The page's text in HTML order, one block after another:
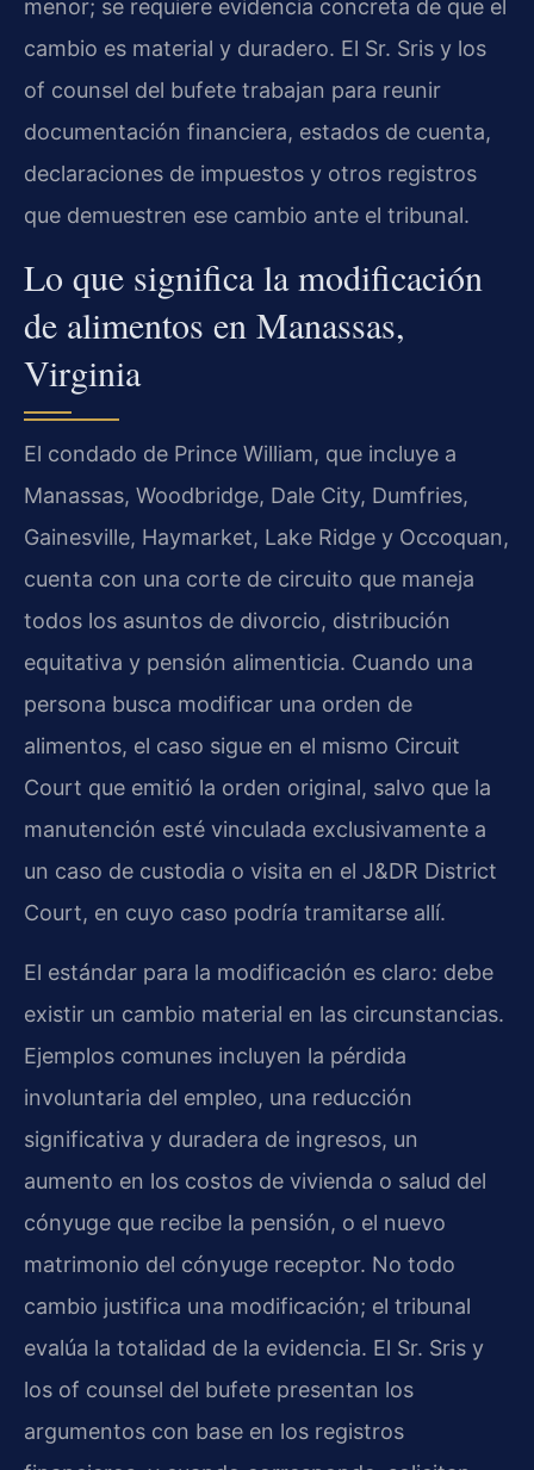
menor; se requiere evidencia concreta de que el
cambio es material y duradero. El Sr. Sris y los
of counsel del bufete trabajan para reunir
documentación financiera, estados de cuenta,
declaraciones de impuestos y otros registros
que demuestren ese cambio ante el tribunal.
Lo que significa la modificación
de alimentos en Manassas,
Virginia
El condado de Prince William, que incluye a
Manassas, Woodbridge, Dale City, Dumfries,
Gainesville, Haymarket, Lake Ridge y Occoquan,
cuenta con una corte de circuito que maneja
todos los asuntos de divorcio, distribución
equitativa y pensión alimenticia. Cuando una
persona busca modificar una orden de
alimentos, el caso sigue en el mismo Circuit
Court que emitió la orden original, salvo que la
manutención esté vinculada exclusivamente a
un caso de custodia o visita en el J&DR District
Court, en cuyo caso podría tramitarse allí.
El estándar para la modificación es claro: debe
existir un cambio material en las circunstancias.
Ejemplos comunes incluyen la pérdida
involuntaria del empleo, una reducción
significativa y duradera de ingresos, un
aumento en los costos de vivienda o salud del
cónyuge que recibe la pensión, o el nuevo
matrimonio del cónyuge receptor. No todo
cambio justifica una modificación; el tribunal
evalúa la totalidad de la evidencia. El Sr. Sris y
los of counsel del bufete presentan los
argumentos con base en los registros